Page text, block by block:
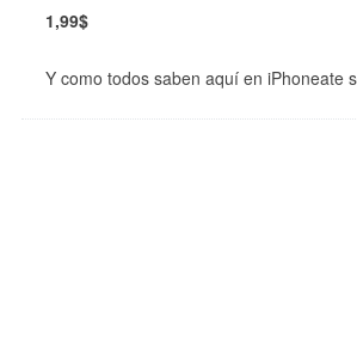
1,99$
Y como todos saben aquí en iPhoneate